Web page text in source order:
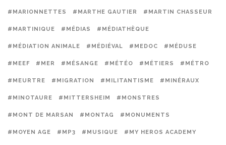
#MARIONNETTES #MARTHE GAUTIER #MARTIN CHASSEUR
#MARTINIQUE #MÉDIAS #MÉDIATHÈQUE
#MÉDIATION ANIMALE #MÉDIÉVAL #MEDOC #MÉDUSE
#MEEF #MER #MÉSANGE #MÉTÉO #MÉTIERS #MÉTRO
#MEURTRE #MIGRATION #MILITANTISME #MINÉRAUX
#MINOTAURE #MITTERSHEIM #MONSTRES
#MONT DE MARSAN #MONTAG #MONUMENTS
#MOYEN AGE #MP3 #MUSIQUE #MY HEROS ACADEMY